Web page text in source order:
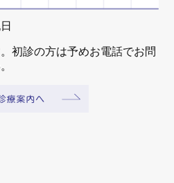
初診の方は予めお電話でお問